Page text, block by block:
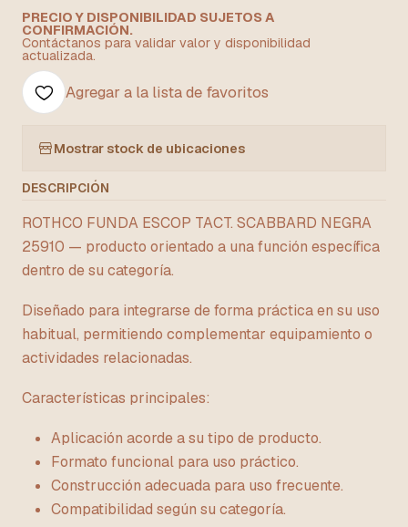
PRECIO Y DISPONIBILIDAD SUJETOS A
CONFIRMACIÓN.
Contáctanos para validar valor y disponibilidad
actualizada.
Agregar a la lista de favoritos
Mostrar stock de ubicaciones
DESCRIPCIÓN
ROTHCO FUNDA ESCOP TACT. SCABBARD NEGRA
25910 — producto orientado a una función específica
dentro de su categoría.
Diseñado para integrarse de forma práctica en su uso
habitual, permitiendo complementar equipamiento o
actividades relacionadas.
Características principales:
Aplicación acorde a su tipo de producto.
Formato funcional para uso práctico.
Construcción adecuada para uso frecuente.
Compatibilidad según su categoría.